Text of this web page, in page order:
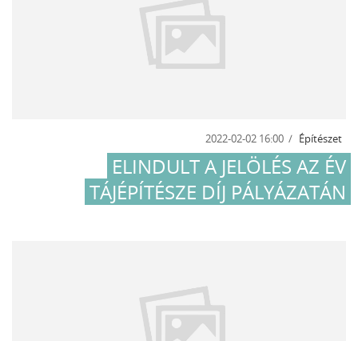
2022-02-02 16:00 Építészet
ELINDULT A JELÖLÉS AZ ÉV
TÁJÉPÍTÉSZE DÍJ PÁLYÁZATÁN